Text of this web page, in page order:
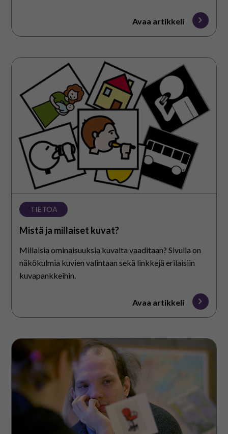
Avaa artikkeli
Mistä
millaiset
kuvat?
TIETOA
Mistä ja millaiset kuvat?
Millaisia ominaisuuksia kuvalta vaaditaan? Sivulla on
näkökulmia kuvien valintaan sekä linkkejä erilaisiin
kuvapankkeihin.
Avaa artikkeli
PECS®-
menetelmä